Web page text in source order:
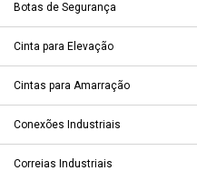
Botas de Segurança
Cinta para Elevação
Cintas para Amarração
Conexões Industriais
Correias Industriais